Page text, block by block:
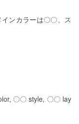
ンカラーは〇〇、ス
〇〇 style, 〇〇 lay